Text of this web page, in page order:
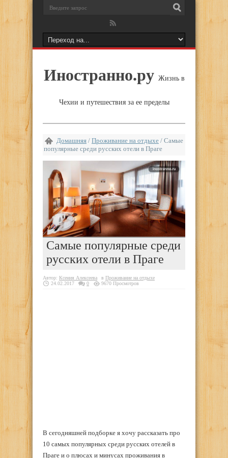
Иностранно.ру Жизнь в
Чехии и путешествия за ее пределы
Домашняя / Проживание на отдыхе / Самые
популярные среди русских отели в Праге
Самые популярные среди
русских отели в Праге
Автор: Ксения Алексеева в Проживание на отдыхе
24.02.2017
0 9670 Просмотров
В сегодняшней подборке я хочу рассказать про
10 самых популярных среди русских отелей в
Праге и о плюсах и минусах проживания в